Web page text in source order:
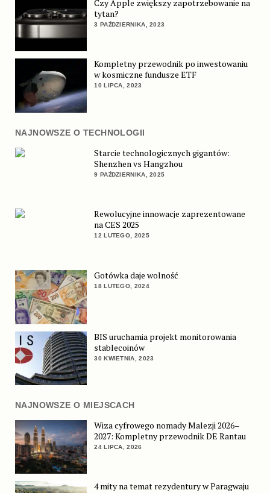
Czy Apple zwiększy zapotrzebowanie na
tytan?
3 PAŹDZIERNIKA, 2023
Kompletny przewodnik po inwestowaniu
w kosmiczne fundusze ETF
10 LIPCA, 2023
NAJNOWSZE O TECHNOLOGII
Starcie technologicznych gigantów:
Shenzhen vs Hangzhou
9 PAŹDZIERNIKA, 2025
Rewolucyjne innowacje zaprezentowane
na CES 2025
12 LUTEGO, 2025
Gotówka daje wolność
18 LUTEGO, 2024
BIS uruchamia projekt monitorowania
stablecoinów
30 KWIETNIA, 2023
NAJNOWSZE O MIEJSCACH
Wiza cyfrowego nomady Malezji 2026–
2027: Kompletny przewodnik DE Rantau
24 LIPCA, 2026
4 mity na temat rezydentury w Paragwaju